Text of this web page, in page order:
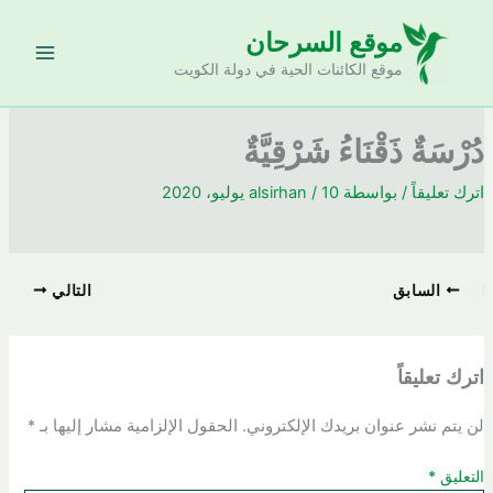
موقع السرحان
موقع الكائنات الحية في دولة الكويت
دُرْسَةٌ ذَقْنَاءُ شَرْقِيَّةٌ
اترك تعليقاً / بواسطة alsirhan/10 يوليو، 2020
السابق التالي
اترك تعليقاً
لن يتم نشر عنوان بريدك الإلكتروني. الحقول الإلزامية مشار إليها بـ *
التعليق *